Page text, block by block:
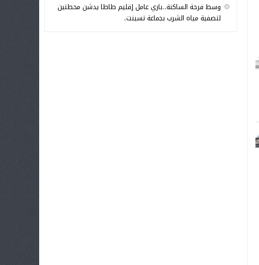
وسط فرحة الساكنة..باري عامل إقليم طاطا يدشن محطتين
لتصفية مياه الشرب بجماعة تسينت.